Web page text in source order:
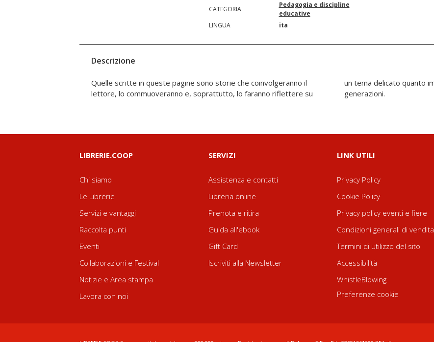
CATEGORIA
Pedagogia e discipline
educative
LINGUA
ita
Descrizione
Quelle scritte in queste pagine sono storie che coinvolgeranno il
lettore, lo commuoveranno e, soprattutto, lo faranno riflettere su
un tema delicato quanto importante: l'educazione delle nuove
generazioni.
LIBRERIE.COOP
Chi siamo
Le Librerie
Servizi e vantaggi
Raccolta punti
Eventi
Collaborazioni e Festival
Notizie e Area stampa
Lavora con noi
SERVIZI
Assistenza e contatti
Libreria online
Prenota e ritira
Guida all'ebook
Gift Card
Iscriviti alla Newsletter
LINK UTILI
Privacy Policy
Cookie Policy
Privacy policy eventi e fiere
Condizioni generali di vendita
Termini di utilizzo del sito
Accessibilità
WhistleBlowing
Preferenze cookie